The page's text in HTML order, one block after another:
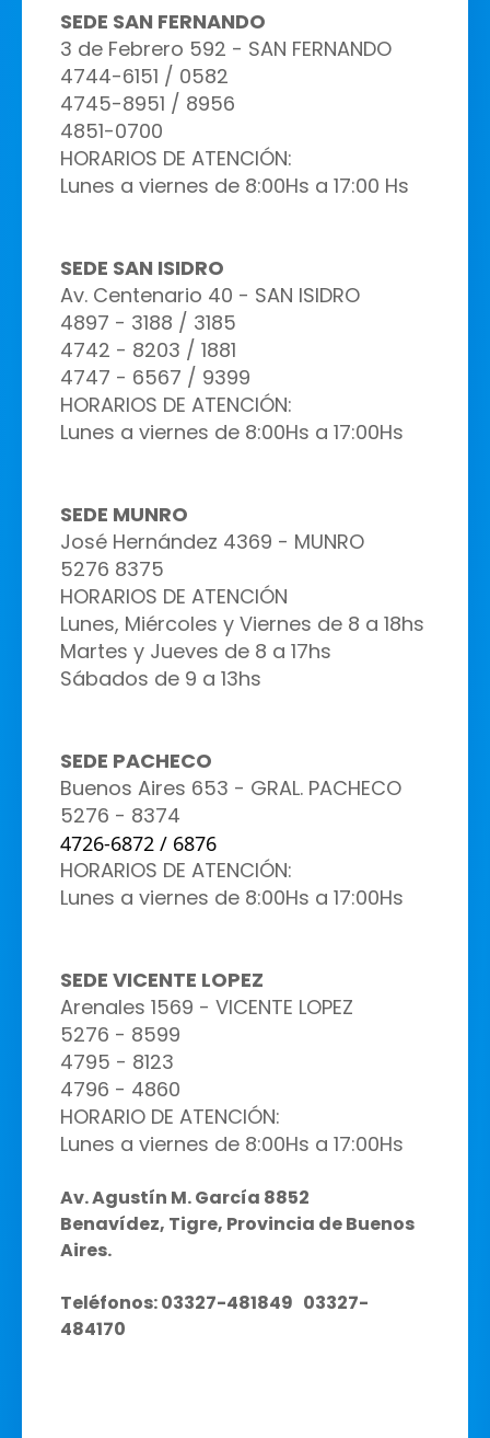
SEDE SAN FERNANDO
3 de Febrero 592 - SAN FERNANDO
4744-6151 / 0582
4745-8951 / 8956
4851-0700
HORARIOS DE ATENCIÓN:
Lunes a viernes de 8:00Hs a 17:00 Hs
SEDE SAN ISIDRO
Av. Centenario 40 - SAN ISIDRO
4897 - 3188 / 3185
4742 - 8203 / 1881
4747 - 6567 / 9399
HORARIOS DE ATENCIÓN:
Lunes a viernes de 8:00Hs a 17:00Hs
SEDE MUNRO
José Hernández 4369 - MUNRO
5276 8375
HORARIOS DE ATENCIÓN
Lunes, Miércoles y Viernes de 8 a 18hs
Martes y Jueves de 8 a 17hs
Sábados de 9 a 13hs
SEDE PACHECO
Buenos Aires 653 - GRAL. PACHECO
5276 - 8374
4726-6872 / 6876
HORARIOS DE ATENCIÓN:
Lunes a viernes de 8:00Hs a 17:00Hs
SEDE VICENTE LOPEZ
Arenales 1569 - VICENTE LOPEZ
5276 - 8599
4795 - 8123
4796 - 4860
HORARIO DE ATENCIÓN:
Lunes a viernes de 8:00Hs a 17:00Hs
Av. Agustín M. García 8852
Benavídez, Tigre, Provincia de Buenos
Aires.
Teléfonos: 03327-481849 03327-
484170